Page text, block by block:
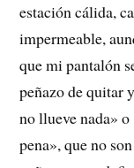
estación cálida,
impermeable,
que mi pantalón
peñazo de quitar
no llueve nada»
pena», que no